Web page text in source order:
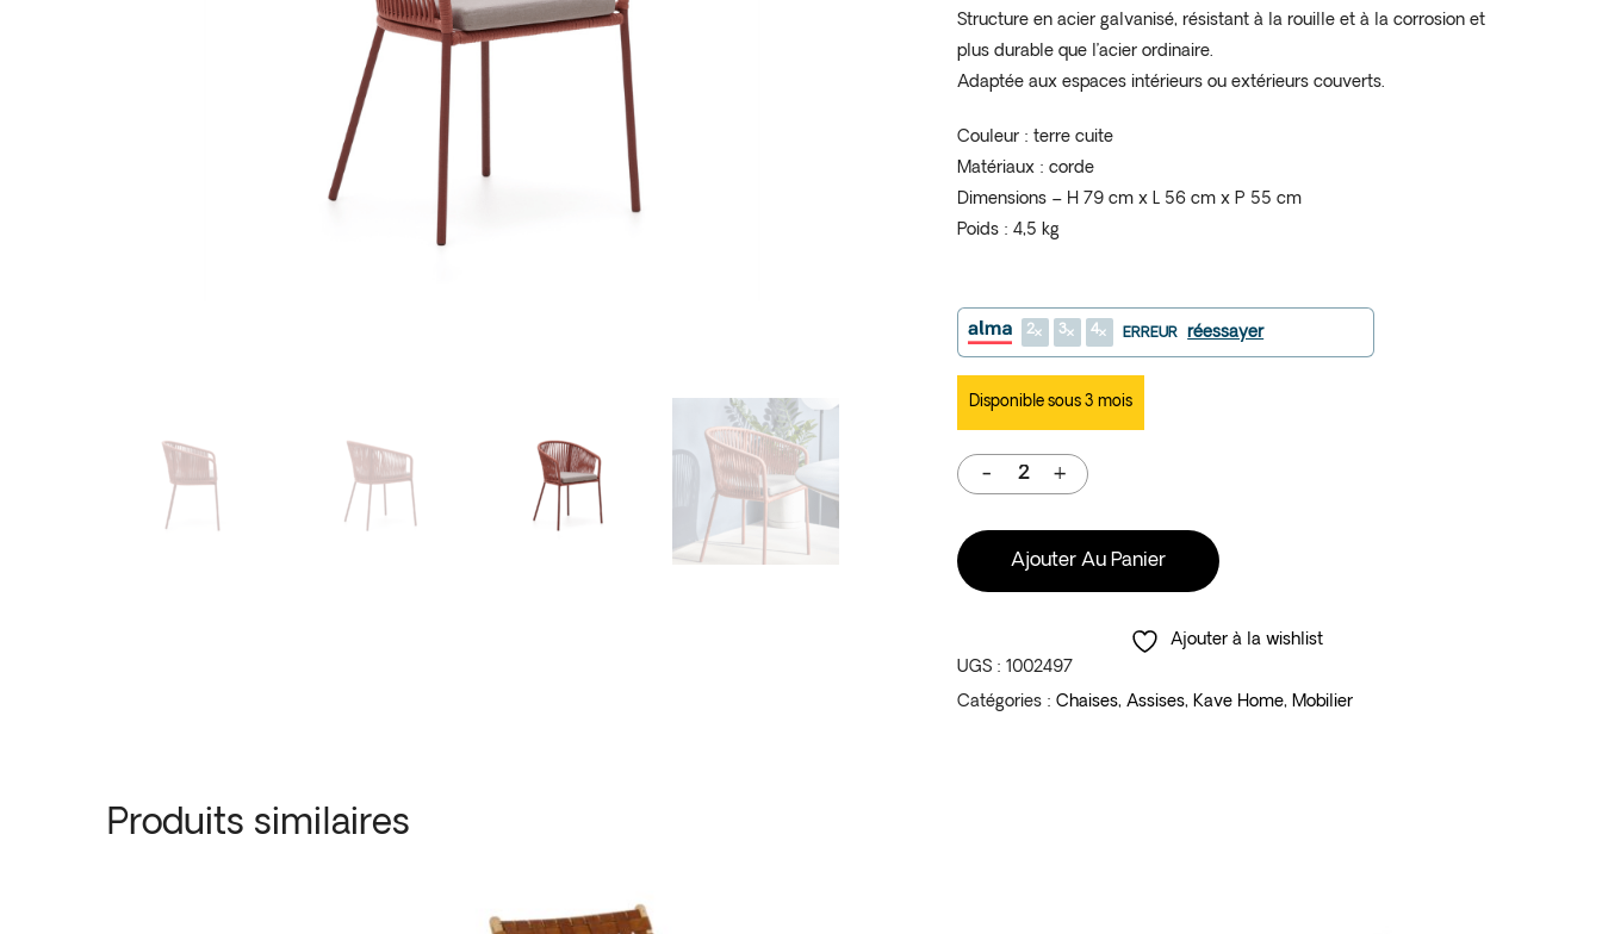
Structure en acier galvanisé, résistant à la rouille et à la corrosion et
plus durable que l’acier ordinaire.
Adaptée aux espaces intérieurs ou extérieurs couverts.
Couleur : terre cuite
Matériaux : corde
Dimensions – H 79 cm x L 56 cm x P 55 cm
Poids : 4,5 kg
2 3 4 ERREUR réessayer
Disponible sous 3 mois
Ajouter Au Panier
Ajouter à la wishlist
UGS :1002497
Catégories :Chaises,Assises,Kave Home,Mobilier
Produits similaires